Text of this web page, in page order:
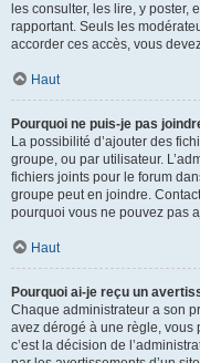
les consulter, les lire, y poster,
rapportant. Seuls les
accorder ces accès, vous
Haut
Pourquoi ne puis-je pas
La possibilité d’ajouter des
groupe, ou par utilisateur.
fichiers joints pour le forum
groupe peut en joindre.
pourquoi vous ne pouvez pas
Haut
Pourquoi ai-je reçu un
Chaque administrateur a son
avez dérogé à une règle, vous
c’est la décision de